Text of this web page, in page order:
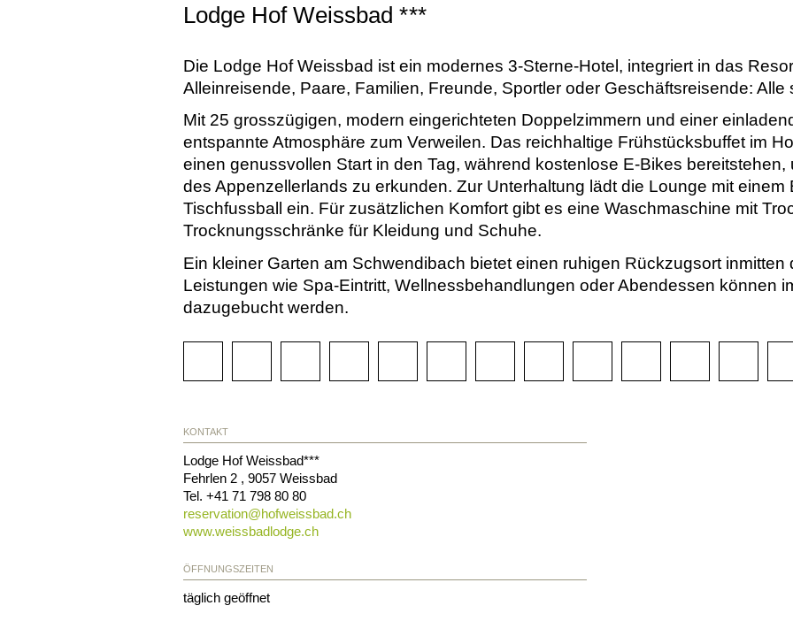
Lodge Hof Weissbad ***
Die Lodge Hof Weissbad ist ein modernes 3-Sterne-Hotel, integriert in das
Alleinreisende, Paare, Familien, Freunde, Sportler oder Geschäftsreisende: Alle
Mit 25 grosszügigen, modern eingerichteten Doppelzimmern und einer
entspannte Atmosphäre zum Verweilen. Das reichhaltige Frühstücksbuffet im
einen genussvollen Start in den Tag, während kostenlose E-Bikes
des Appenzellerlands zu erkunden. Zur Unterhaltung lädt die Lounge mit einem
Tischfussball ein. Für zusätzlichen Komfort gibt es eine Waschmaschine mit
Trocknungsschränke für Kleidung und Schuhe.
Ein kleiner Garten am Schwendibach bietet einen ruhigen Rückzugsort inmitten
Leistungen wie Spa-Eintritt, Wellnessbehandlungen oder Abendessen können
dazugebucht werden.
KONTAKT
Lodge Hof Weissbad***
Fehrlen 2 , 9057 Weissbad
Tel. +41 71 798 80 80
reservation@hofweissbad.ch
www.weissbadlodge.ch
ÖFFNUNGSZEITEN
täglich geöffnet